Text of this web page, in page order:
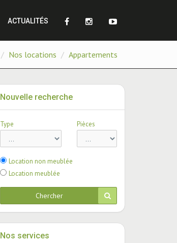
ACTUALITÉS
Nos locations Appartements
Nouvelle recherche
Type Pièces
Location non meublée
Location meublée
Chercher
Nos services